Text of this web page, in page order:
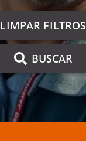
LIMPAR FILTROS
BUSCAR